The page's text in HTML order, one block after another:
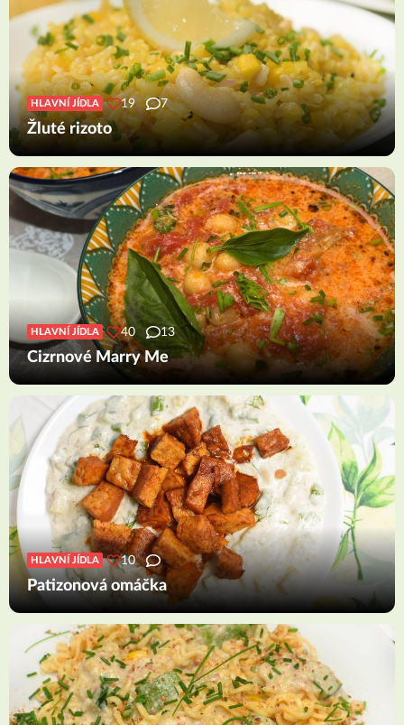
HLAVNÍ JÍDLA 19 7
Žluté rizoto
HLAVNÍ JÍDLA 40 13
Cizrnové Marry Me
HLAVNÍ JÍDLA 10
Patizonová omáčka